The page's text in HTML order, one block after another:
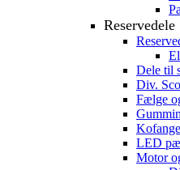
Reservedele
Dele til
Div.
Fælge
LED
Motor